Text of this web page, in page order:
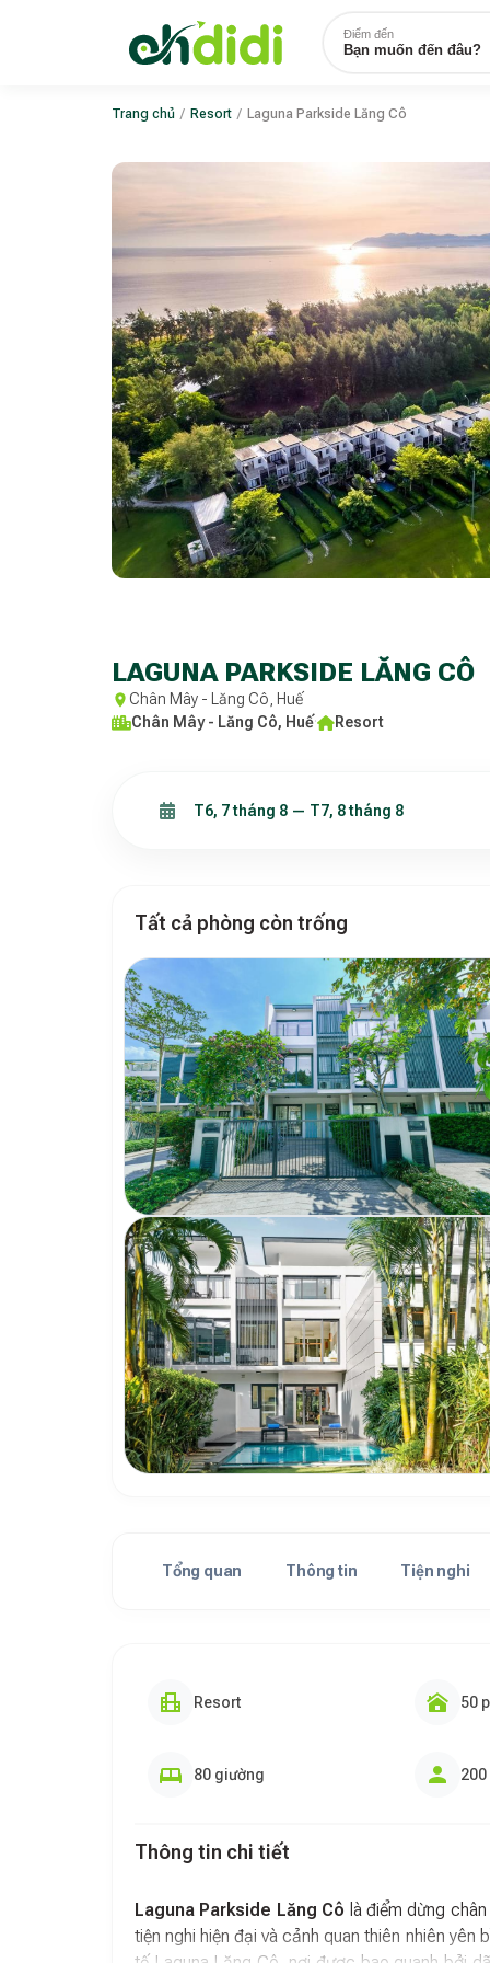
Điểm đến
Bạn muốn đến đâu?
Trang chủ / Resort / Laguna Parkside Lăng Cô
LAGUNA PARKSIDE LĂNG CÔ
Chân Mây - Lăng Cô, Huế
Chân Mây - Lăng Cô, Huế· Resort
Tất cả phòng còn trống
Tổng quan Thông tin Tiện nghi
Resort 50
80 giường 200
Thông tin chi tiết
Laguna Parkside Lăng Cô là điểm dừng
tiện nghi hiện đại và cảnh quan thiên nhiên